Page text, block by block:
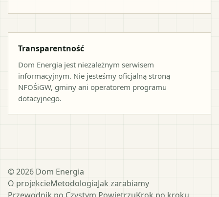
Transparentność
Dom Energia jest niezależnym serwisem
informacyjnym. Nie jesteśmy oficjalną stroną
NFOŚiGW, gminy ani operatorem programu
dotacyjnego.
©2026 Dom Energia
O projekcieMetodologiaJak zarabiamy